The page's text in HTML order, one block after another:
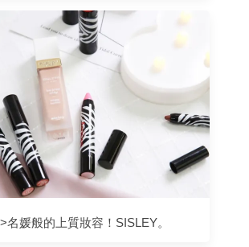
名媛般的上質妝容！SISLEY。